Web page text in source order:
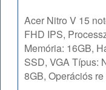
Acer Nitro V 15
FHD IPS,
Memória: 16GB,
SSD, VGA Típus:
8GB, Operációs re